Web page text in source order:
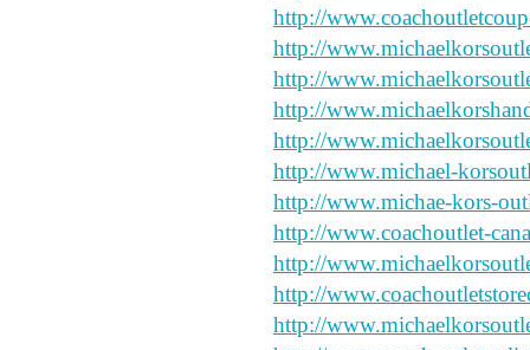
http://
http://
http://
http://
http://
http://www.michael-
http://www.michae-kors-
http://www.coachoutlet-
http://
http://
http://